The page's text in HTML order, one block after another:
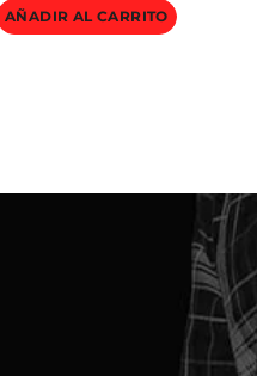
AÑADIR AL CARRITO